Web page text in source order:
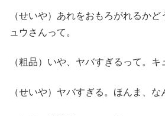
（せいや）あれをおもろがれるか
ュウさんって。
（粗品）いや、ヤバすぎるって。キ
（せいや）ヤバすぎる。ほんま、